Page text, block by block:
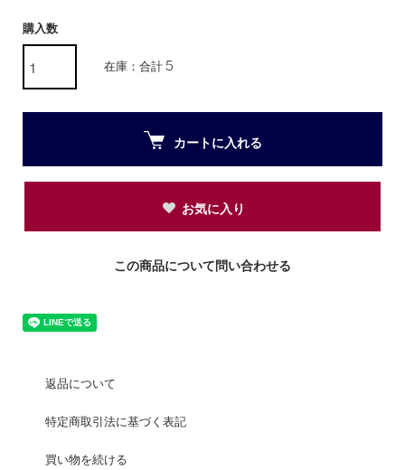
購入数
在庫：合計 5
カートに入れる
お気に入り
この商品について問い合わせる
返品について
特定商取引法に基づく表記
買い物を続ける